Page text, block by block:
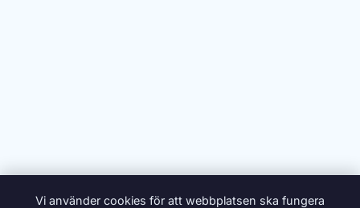
Vi använder cookies för att webbplatsen ska fungera